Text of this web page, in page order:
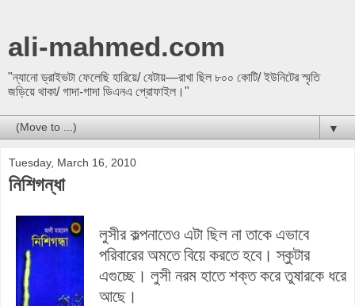
ali-mahmed.com
"ন্যানো ড্রাইভটা ফেলেছি হারিয়ে/ যেটায়—রাখা ছিল ৮০০ কোটি/ ইউনিটের স্মৃতি
জড়িয়ে থাকা/ গাদা-গাদা ডিএনএ প্রোফাইল।"
▼
Tuesday, March 16, 2010
নিশিগন্ধা
লুসীর কল্পনাতেও এটা ছিল না তাকে এভাবে
পরিবারের অমতে বিয়ে করতে হবে। স্কুটার
এগুচ্ছে। লুসী নরম হাতে শক্ত করে তুষারকে ধরে
আছে।